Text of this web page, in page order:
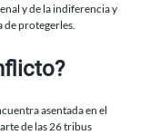
y de la indiferencia y
protegerles.
asentada en el
de las 26 tribus